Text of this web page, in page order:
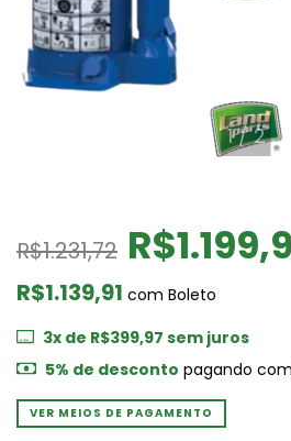
1/2
R$1.231,72
R$1.139,91 com Boleto
3x de R$399,97 sem juros
5% de desconto pagando
VER MEIOS DE PAGAMENTO